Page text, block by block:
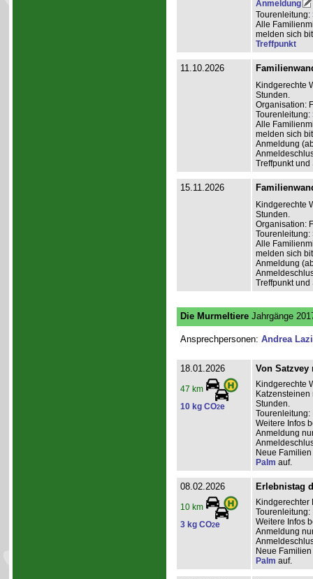
Anmeldung
Tourenleitung:
Alle
melden sich
Treffpunkt
11.10.2026
Kindgerechte
Stunden.
Organisation:
Tourenleitung:
Alle
melden sich
Anmeldung
Treffpunkt und
15.11.2026
Kindgerechte
Stunden.
Organisation:
Tourenleitung:
Alle
melden sich
Anmeldung
Treffpunkt und
Die MurmeltiereJahrgänge
Ansprechpersonen: Andrea
18.01.2026
47 km
10 kg CO2e
Von Satzvey
Kindgerechte
Stunden.
Tourenleitung:
Weitere Infos
Anmeldung
Neue
Palm auf.
08.02.2026
10 km
3 kg CO2e
Erlebnistag
Kindgerechter
Tourenleitung:
Weitere Infos
Anmeldung
Neue
Palm auf.